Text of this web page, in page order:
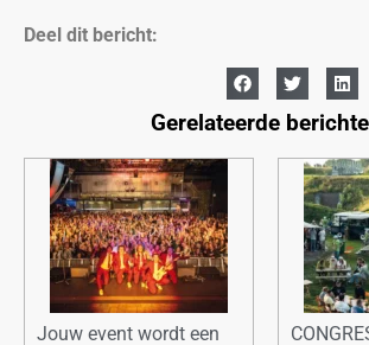
Deel dit bericht:
Gerelateerde
Jouw event wordt een